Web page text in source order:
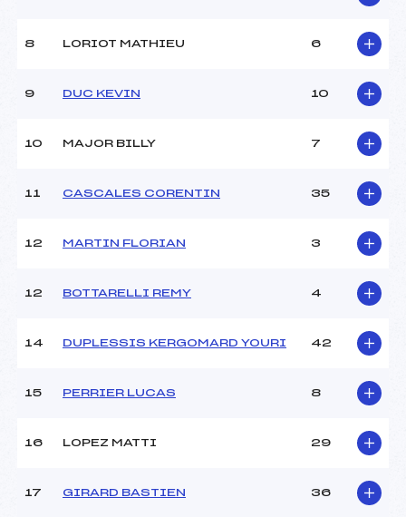
HERAULT NEDJAM YANIS
Ouvreurs C :
BRUNET MATHIS (SA)
COUVERT
Ouvreurs B :
Ouvreurs D :
-3
Température arrivée :
-1
Min
8 LORIOT MATHIEU 6
9 DUC KEVIN 10
10 MAJOR BILLY 7
11 CASCALES CORENTIN 35
12 MARTIN FLORIAN 3
12 BOTTARELLI REMY 4
14 DUPLESSIS KERGOMARD YOURI 42
15 PERRIER LUCAS 8
16 LOPEZ MATTI 29
17 GIRARD BASTIEN 36